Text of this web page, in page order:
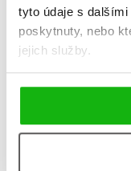
tyto údaje s
poskytnuty, nebo
jejich služby.